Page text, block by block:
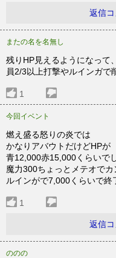
返信
またの名を名無し
残りHP見えるようになって
員2/3以上打撃やルインガで
1
今回イベント
燃え盛る怒りの炎では
かなりアバウトだけどHPが
青12,000赤15,000くらいで
魔力300ちょっとメテオでカ
ルインがで7,000くらいで終
1
返信
ののの